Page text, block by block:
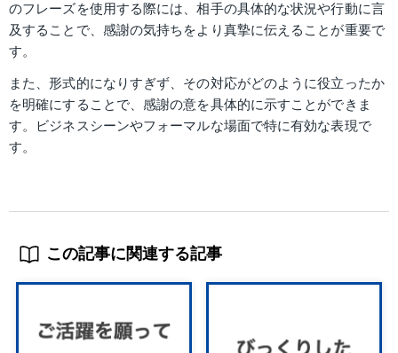
のフレーズを使用する際には、相手の具体的な状況や行動に言
及することで、感謝の気持ちをより真摯に伝えることが重要で
す。
また、形式的になりすぎず、その対応がどのように役立ったか
を明確にすることで、感謝の意を具体的に示すことができま
す。ビジネスシーンやフォーマルな場面で特に有効な表現で
す。
この記事に関連する記事